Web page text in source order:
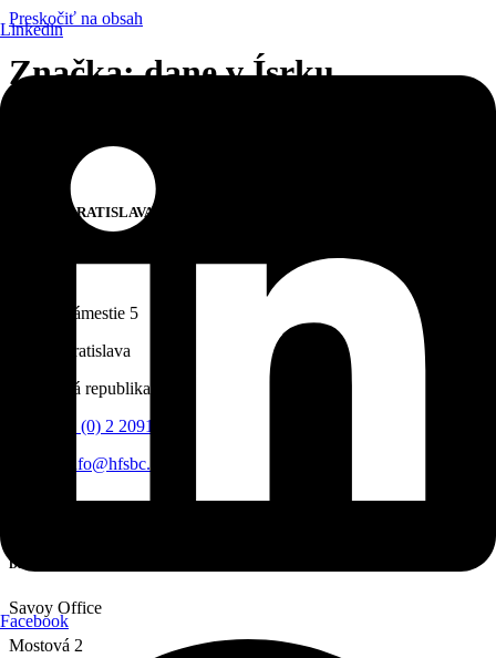
Preskočiť na obsah
Linkedin
Facebook
Značka:dane v Ísrku
OFFICE BRATISLAVA
Hlavné námestie 5
811 01 Bratislava
Slovenská republika
+421 (0) 2 2091 0222
info@hfsbc.com
Da Vinci
Savoy Office
Mostová 2